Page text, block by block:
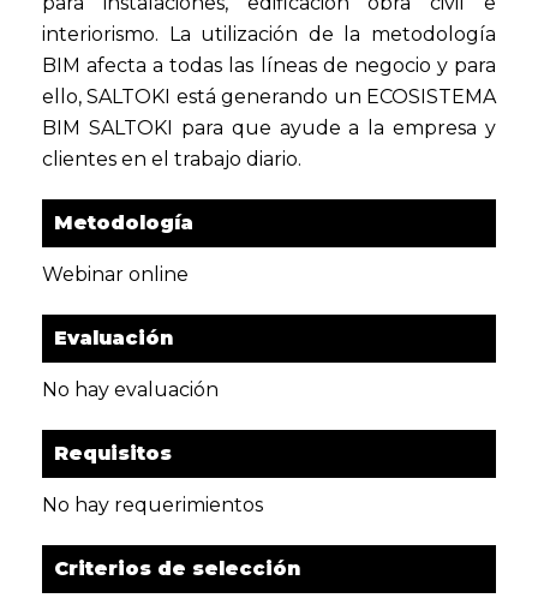
interiorismo. La utilización de la metodología
BIM afecta a todas las líneas de negocio y para
ello, SALTOKI está generando un ECOSISTEMA
BIM SALTOKI para que ayude a la empresa y
clientes en el trabajo diario.
Metodología
Webinar online
Evaluación
No hay evaluación
Requisitos
No hay requerimientos
Criterios de selección